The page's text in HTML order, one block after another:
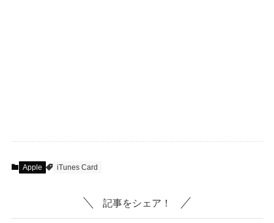
Apple iTunes Card
記事をシェア！